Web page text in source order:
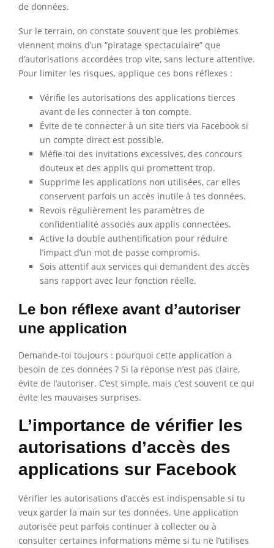
de données.
Sur le terrain, on constate souvent que les problèmes
viennent moins d’un “piratage spectaculaire” que
d’autorisations accordées trop vite, sans lecture attentive.
Pour limiter les risques, applique ces bons réflexes :
Vérifie les autorisations des applications tierces
avant de les connecter à ton compte.
Évite de te connecter à un site tiers via Facebook si
un compte direct est possible.
Méfie-toi des invitations excessives, des concours
douteux et des applis qui promettent trop.
Supprime les applications non utilisées, car elles
conservent parfois un accès inutile à tes données.
Revois régulièrement les paramètres de
confidentialité associés aux applis connectées.
Active la double authentification pour réduire
l’impact d’un mot de passe compromis.
Sois attentif aux services qui demandent des accès
sans rapport avec leur fonction réelle.
Le bon réflexe avant d’autoriser
une application
Demande-toi toujours : pourquoi cette application a
besoin de ces données ? Si la réponse n’est pas claire,
évite de l’autoriser. C’est simple, mais c’est souvent ce qui
évite les mauvaises surprises.
L’importance de vérifier les
autorisations d’accès des
applications sur Facebook
Vérifier les autorisations d’accès est indispensable si tu
veux garder la main sur tes données. Une application
autorisée peut parfois continuer à collecter ou à
consulter certaines informations même si tu ne l’utilises